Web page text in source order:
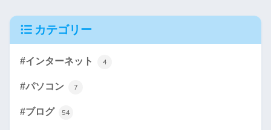
カテゴリー
#インターネット 4
#パソコン 7
#ブログ 54